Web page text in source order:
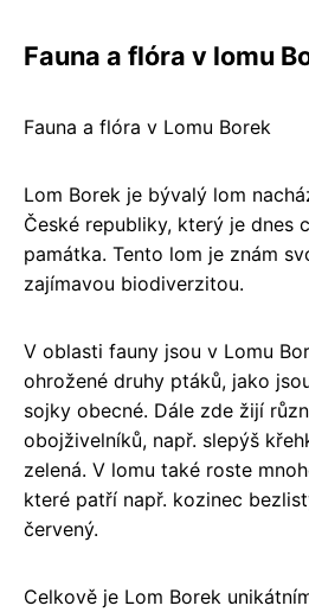
Fauna a flóra v lomu
Fauna a flóra v Lomu Borek
Lom Borek je bývalý lom
České republiky, který je dnes
památka. Tento lom je znám
zajímavou biodiverzitou.
V oblasti fauny jsou v Lomu
ohrožené druhy ptáků, jako
sojky obecné. Dále zde žijí
obojživelníků, např. slepýš
zelená. V lomu také roste
které patří např. kozinec
červený.
Celkově je Lom Borek